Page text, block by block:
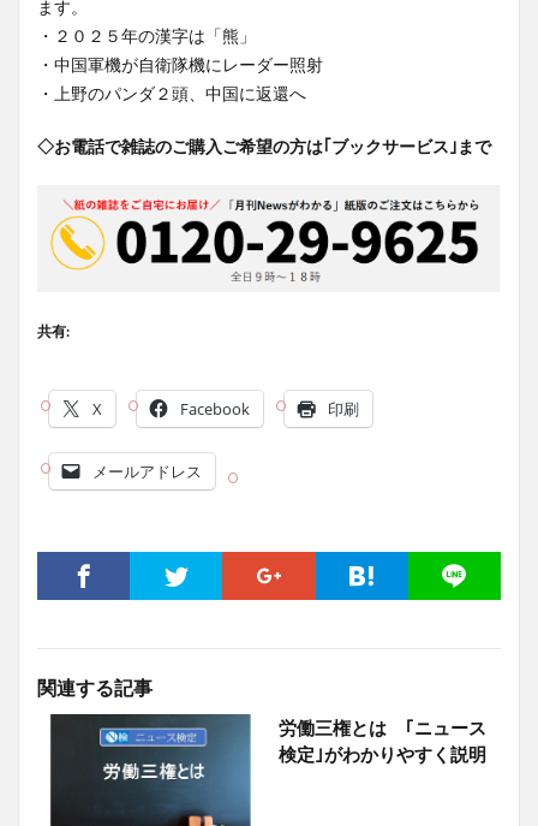
ます。
・２０２５年の漢字は「熊」
・中国軍機が自衛隊機にレーダー照射
・上野のパンダ２頭、中国に返還へ
◇お電話で雑誌のご購入ご希望の方は｢ブックサービス｣まで
共有:
X Facebook 印刷
メールアドレス
関連する記事
労働三権とは ｢ニュース
検定｣がわかりやすく説明